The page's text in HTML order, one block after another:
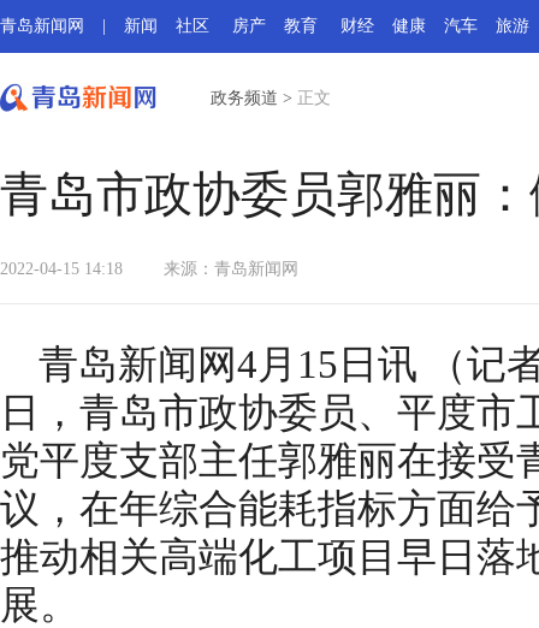
青岛新闻网 新闻 社区 房产 教育 财经 健康 汽车 旅游
政务频道 > 正文
青岛市政协委员郭雅丽
2022-04-15 14:18 来源： 青岛新闻网
青岛新闻网4月15日讯 （记
日，青岛市政协委员、平度市
党平度支部主任郭雅丽在接受
议，在年综合能耗指标方面给
推动相关高端化工项目早日落
展。